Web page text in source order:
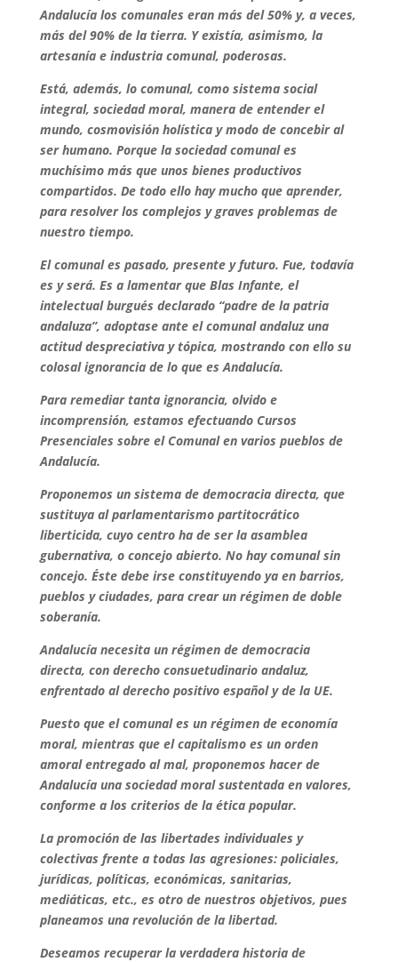
Andalucía los comunales eran más del 50% y, a veces,
más del 90% de la tierra. Y existía, asimismo, la
artesanía e industria comunal, poderosas.
Está, además, lo comunal, como sistema social
integral, sociedad moral, manera de entender el
mundo, cosmovisión holística y modo de concebir al
ser humano. Porque la sociedad comunal es
muchísimo más que unos bienes productivos
compartidos. De todo ello hay mucho que aprender,
para resolver los complejos y graves problemas de
nuestro tiempo.
El comunal es pasado, presente y futuro. Fue, todavía
es y será. Es a lamentar que Blas Infante, el
intelectual burgués declarado “padre de la patria
andaluza”, adoptase ante el comunal andaluz una
actitud despreciativa y tópica, mostrando con ello su
colosal ignorancia de lo que es Andalucía.
Para remediar tanta ignorancia, olvido e
incomprensión, estamos efectuando Cursos
Presenciales sobre el Comunal en varios pueblos de
Andalucía.
Proponemos un sistema de democracia directa, que
sustituya al parlamentarismo partitocrático
liberticida, cuyo centro ha de ser la asamblea
gubernativa, o concejo abierto. No hay comunal sin
concejo. Éste debe irse constituyendo ya en barrios,
pueblos y ciudades, para crear un régimen de doble
soberanía.
Andalucía necesita un régimen de democracia
directa, con derecho consuetudinario andaluz,
enfrentado al derecho positivo español y de la UE.
Puesto que el comunal es un régimen de economía
moral, mientras que el capitalismo es un orden
amoral entregado al mal, proponemos hacer de
Andalucía una sociedad moral sustentada en valores,
conforme a los criterios de la ética popular.
La promoción de las libertades individuales y
colectivas frente a todas las agresiones: policiales,
jurídicas, políticas, económicas, sanitarias,
mediáticas, etc., es otro de nuestros objetivos, pues
planeamos una revolución de la libertad.
Deseamos recuperar la verdadera historia de